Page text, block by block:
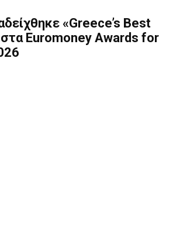
«Greece’s Best
Euromoney Awards for